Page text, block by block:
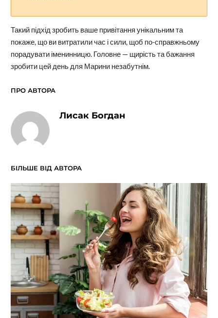
Такий підхід зробить ваше привітання унікальним та
покаже, що ви витратили час і сили, щоб по-справжньому
порадувати іменинницю. Головне — щирість та бажання
зробити цей день для Марини незабутнім.
ПРО АВТОРА
Лисак Богдан
БІЛЬШЕ ВІД АВТОРА